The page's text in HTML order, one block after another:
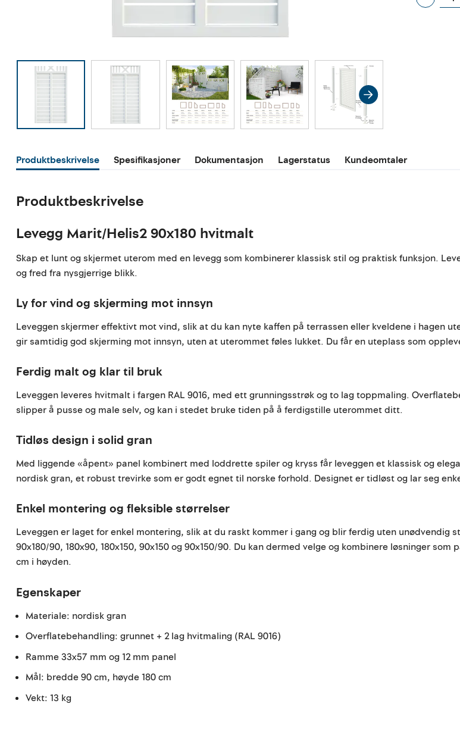
Produktbeskrivelse Spesifikasjoner Dokumentasjon Lagerstatus Kundeomtaler
Produktbeskrivelse
Levegg Marit/Helis2 90x180 hvitmalt
Skap et lunt og skjermet uterom med en levegg som kombinerer klassisk stil og praktisk funksjon.
og fred fra nysgjerrige blikk.
Ly for vind og skjerming mot innsyn
Leveggen skjermer effektivt mot vind, slik at du kan nyte kaffen på terrassen eller kveldene i hagen
gir samtidig god skjerming mot innsyn, uten at uterommet føles lukket. Du får en uteplass som
Ferdig malt og klar til bruk
Leveggen leveres hvitmalt i fargen RAL 9016, med ett grunningsstrøk og to lag toppmaling.
slipper å pusse og male selv, og kan i stedet bruke tiden på å ferdigstille uterommet ditt.
Tidløs design i solid gran
Med liggende «åpent» panel kombinert med loddrette spiler og kryss får leveggen et klassisk og
nordisk gran, et robust trevirke som er godt egnet til norske forhold. Designet er tidløst og lar seg
Enkel montering og fleksible størrelser
Leveggen er laget for enkel montering, slik at du raskt kommer i gang og blir ferdig uten unødvendig
90x180/90, 180x90, 180x150, 90x150 og 90x150/90. Du kan dermed velge og kombinere løsninger
cm i høyden.
Egenskaper
Materiale: nordisk gran
Overflatebehandling: grunnet + 2 lag hvitmaling (RAL 9016)
Ramme 33x57 mm og 12 mm panel
Mål: bredde 90 cm, høyde 180 cm
Vekt: 13 kg